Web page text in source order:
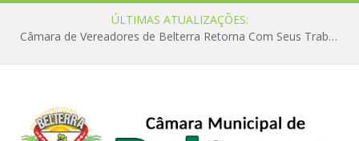
ÚLTIMAS ATUALIZAÇÕES:
Câmara de Vereadores de Belterra Retorna Com Seus Trabalhos Legislativos